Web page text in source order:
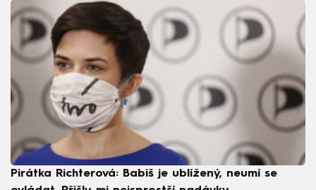
Pirátka Richterová: Babiš je ublížený, neumí se